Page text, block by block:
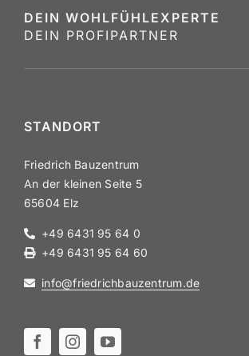
DEIN WOHLFÜHL­EX­PERTE
DEIN PROFI­PARTNER
STANDORT
Friedrich Bauzentrum
An der kleinen Seite 5
65604 Elz
+49 6431 95 64 0
+49 6431 95 64 60
info@​friedrichbauzentrum.​de